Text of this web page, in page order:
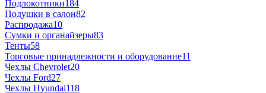
Подлокотники184
Подушки в салон82
Распродажа10
Сумки и органайзеры83
Тенты58
Торговые принадлежности и оборудование11
Чехлы Chevrolet20
Чехлы Ford27
Чехлы Hyundai118